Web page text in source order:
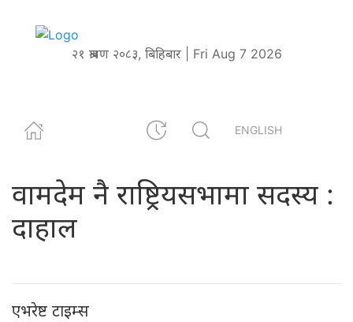
२१ श्रावण २०८३, बिहिबार | Fri Aug 7 2026
ENGLISH
वामदेम नै राष्ट्रियसभामा सदस्य :
दाहाल
एभरेष्ट टाइम्स